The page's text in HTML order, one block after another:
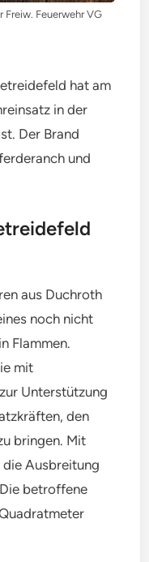
Freiw. Feuerwehr VG
hat am
in der
Der Brand
und
aus Duchroth
noch nicht
Flammen.
mit
Unterstützung
den
bringen. Mit
Ausbreitung
betroffene